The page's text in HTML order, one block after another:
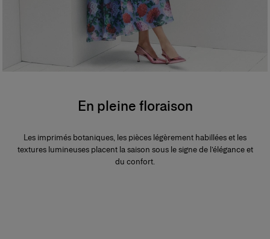
En pleine floraison
Les imprimés botaniques, les pièces légèrement habillées et les
textures lumineuses placent la saison sous le signe de l’élégance et
du confort.